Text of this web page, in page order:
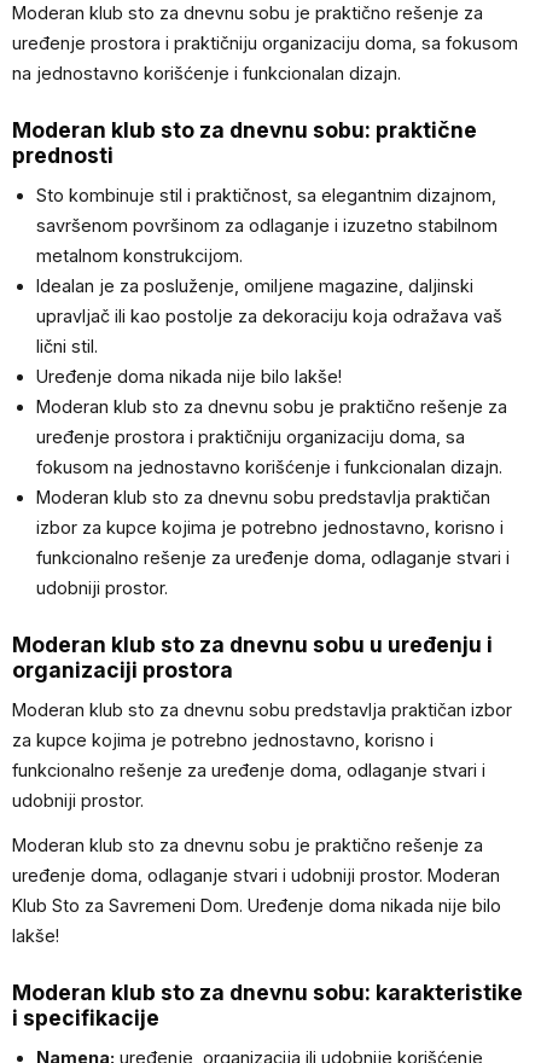
Moderan klub sto za dnevnu sobu je praktično rešenje za
uređenje prostora i praktičniju organizaciju doma, sa fokusom
na jednostavno korišćenje i funkcionalan dizajn.
Moderan klub sto za dnevnu sobu: praktične
prednosti
Sto kombinuje stil i praktičnost, sa elegantnim dizajnom,
savršenom površinom za odlaganje i izuzetno stabilnom
metalnom konstrukcijom.
Idealan je za posluženje, omiljene magazine, daljinski
upravljač ili kao postolje za dekoraciju koja odražava vaš
lični stil.
Uređenje doma nikada nije bilo lakše!
Moderan klub sto za dnevnu sobu je praktično rešenje za
uređenje prostora i praktičniju organizaciju doma, sa
fokusom na jednostavno korišćenje i funkcionalan dizajn.
Moderan klub sto za dnevnu sobu predstavlja praktičan
izbor za kupce kojima je potrebno jednostavno, korisno i
funkcionalno rešenje za uređenje doma, odlaganje stvari i
udobniji prostor.
Moderan klub sto za dnevnu sobu u uređenju i
organizaciji prostora
Moderan klub sto za dnevnu sobu predstavlja praktičan izbor
za kupce kojima je potrebno jednostavno, korisno i
funkcionalno rešenje za uređenje doma, odlaganje stvari i
udobniji prostor.
Moderan klub sto za dnevnu sobu je praktično rešenje za
uređenje doma, odlaganje stvari i udobniji prostor. Moderan
Klub Sto za Savremeni Dom. Uređenje doma nikada nije bilo
lakše!
Moderan klub sto za dnevnu sobu: karakteristike
i specifikacije
Namena: uređenje, organizacija ili udobnije korišćenje